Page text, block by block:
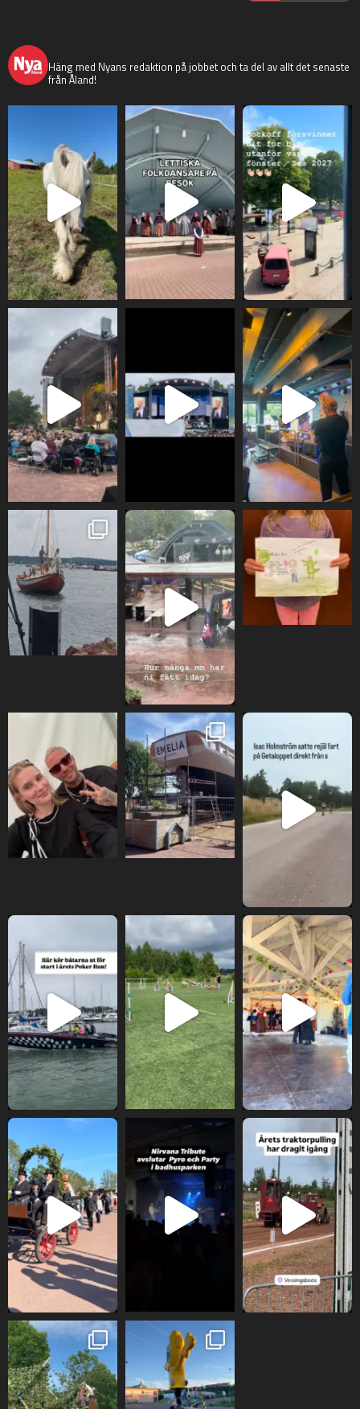
Häng med Nyans redaktion på jobbet och ta del av allt det senaste
från Åland!